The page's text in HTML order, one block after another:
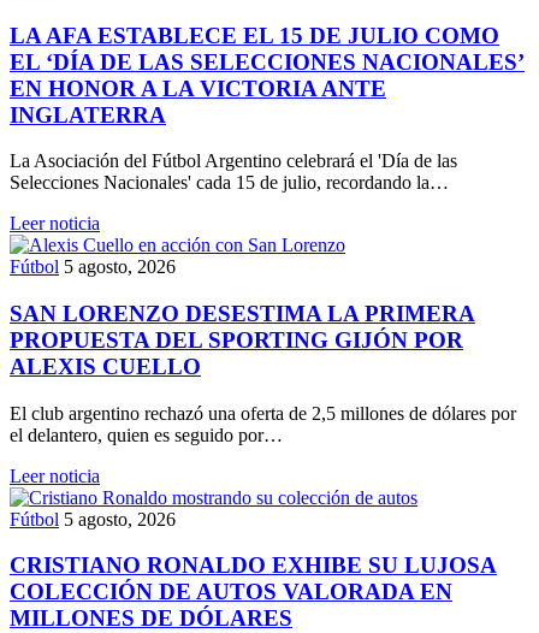
LA AFA ESTABLECE EL 15 DE JULIO COMO
EL ‘DÍA DE LAS SELECCIONES NACIONALES’
EN HONOR A LA VICTORIA ANTE
INGLATERRA
La Asociación del Fútbol Argentino celebrará el 'Día de las
Selecciones Nacionales' cada 15 de julio, recordando la…
Leer noticia
Fútbol 5 agosto, 2026
SAN LORENZO DESESTIMA LA PRIMERA
PROPUESTA DEL SPORTING GIJÓN POR
ALEXIS CUELLO
El club argentino rechazó una oferta de 2,5 millones de dólares por
el delantero, quien es seguido por…
Leer noticia
Fútbol 5 agosto, 2026
CRISTIANO RONALDO EXHIBE SU LUJOSA
COLECCIÓN DE AUTOS VALORADA EN
MILLONES DE DÓLARES